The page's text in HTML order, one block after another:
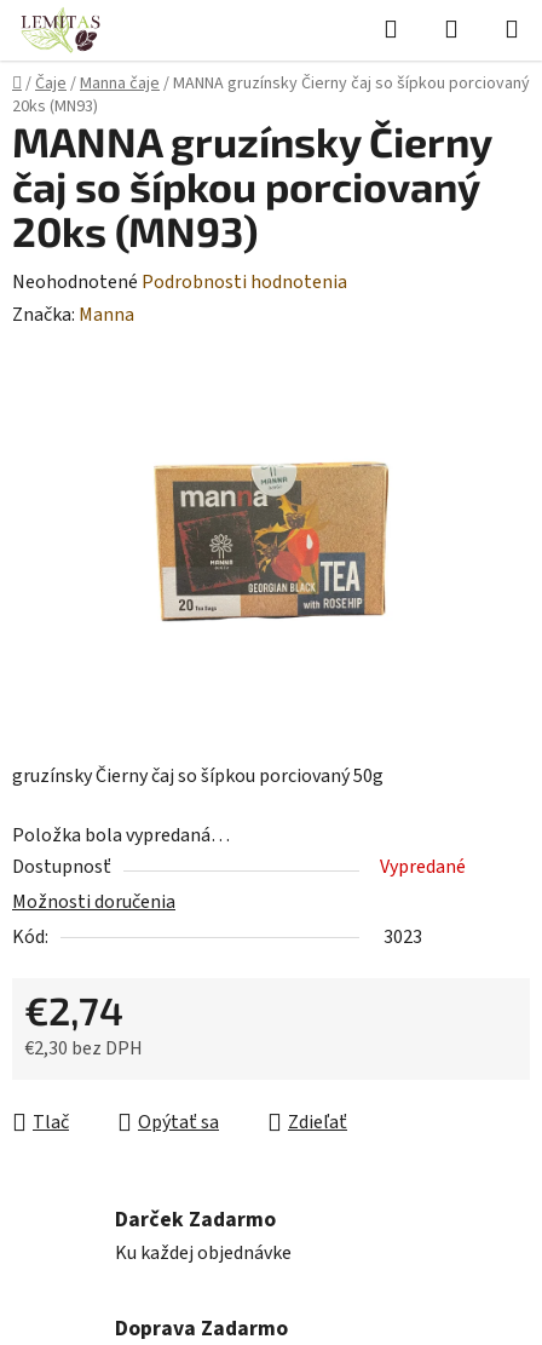
Prejsť
obsah
Hľadať
KOŠÍK
Domov
/Čaje/Manna čaje/MANNA gruzínsky Čierny čaj so šípkou porciovaný
20ks (MN93)
gruzínsky Čierny čaj so šípkou porciovaný 50g
Položka bola vypredaná…
Dostupnosť
Vypredané
Možnosti doručenia
Kód:
3023
€2,74
€2,30 bez DPH
Tlač
Opýtať sa Zdieľať
MANNA gruzínsky Čierny
čaj so šípkou porciovaný
20ks (MN93)
Priemerné
hodnotenie
Neohodnotené Podrobnosti hodnotenia
Značka: Manna
Darček Zadarmo
Ku každej objednávke
Doprava Zadarmo